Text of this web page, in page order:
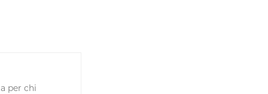
per chi